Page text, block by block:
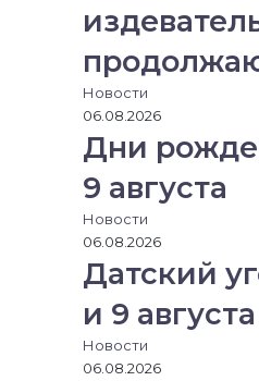
Новости
06.08.2026
Дни
9 августа
Новости
06.08.2026
Датский
и 9 августа
Новости
06.08.2026